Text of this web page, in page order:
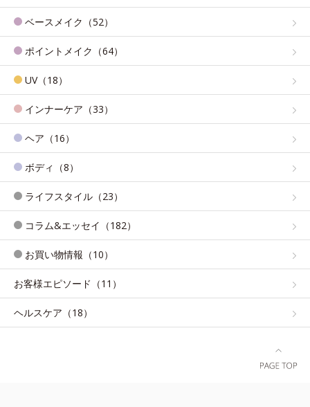
ベースメイク（52）
ポイントメイク（64）
UV（18）
インナーケア（33）
ヘア（16）
ボディ（8）
ライフスタイル（23）
コラム&エッセイ（182）
お買い物情報（10）
お客様エピソード（11）
ヘルスケア（18）